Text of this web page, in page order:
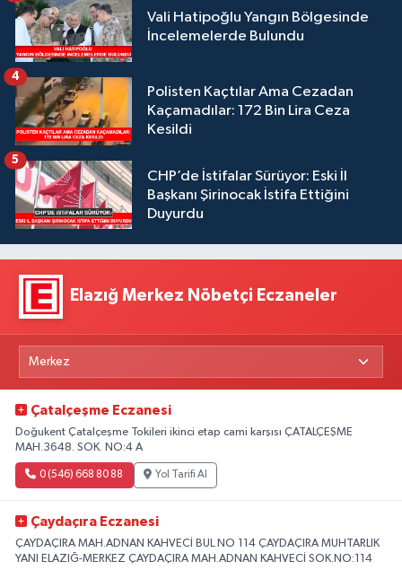
Vali Hatipoğlu Yangın Bölgesinde
İncelemelerde Bulundu
Polisten Kaçtılar Ama Cezadan
Kaçamadılar: 172 Bin Lira Ceza
Kesildi
4
CHP’de İstifalar Sürüyor: Eski İl
Başkanı Şirinocak İstifa Ettiğini
Duyurdu
5
Elazığ Merkez Nöbetçi Eczaneler
Çatalçeşme Eczanesi
Doğukent Çatalçeşme Tokileri ikinci etap cami karşısı ÇATALÇEŞME
MAH.3648. SOK. NO:4 A
0 (546) 668 80 88 Yol Tarifi Al
Çaydaçıra Eczanesi
ÇAYDAÇIRA MAH.ADNAN KAHVECİ BUL.NO 114 ÇAYDAÇIRA MUHTARLIK
YANI ELAZIĞ-MERKEZ ÇAYDAÇIRA MAH.ADNAN KAHVECİ SOK.NO:114